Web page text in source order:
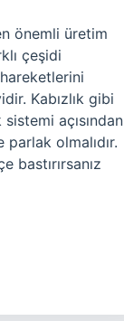
önemli üretim
çeşidi
Kabızlık gibi
açısından
parlak olmalıdır.
bastırırsanız